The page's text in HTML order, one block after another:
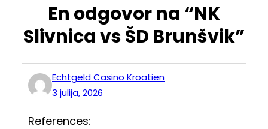
En odgovor na “NK
Slivnica vs ŠD Brunšvik”
Echtgeld Casino Kroatien
3 julija, 2026
References: